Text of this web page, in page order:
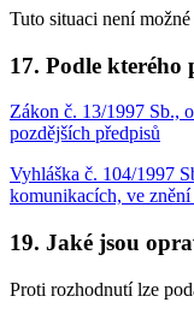
Tuto situaci není
17. Podle kterého
Zákon č. 13/1997 Sb.,
pozdějších předpisů
Vyhláška č. 104/1997
komunikacích, ve
19. Jaké jsou
Proti rozhodnutí lze